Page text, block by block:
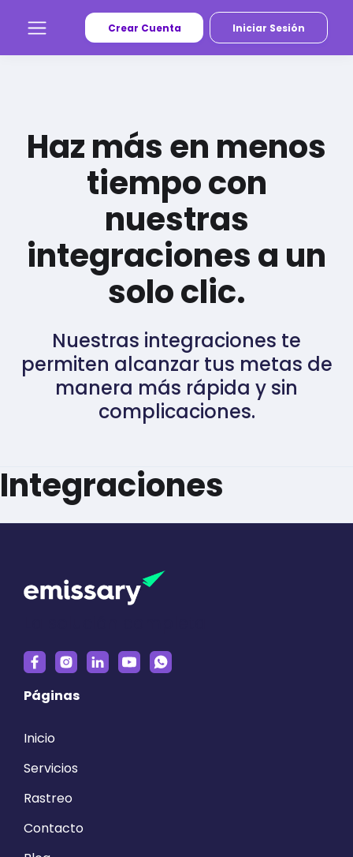
Crear Cuenta Iniciar Sesión
Haz más en menos
tiempo con
nuestras
integraciones a un
solo clic.
Nuestras integraciones te
permiten alcanzar tus metas de
manera más rápida y sin
complicaciones.
Integraciones
Páginas
Inicio
Servicios
Rastreo
Contacto